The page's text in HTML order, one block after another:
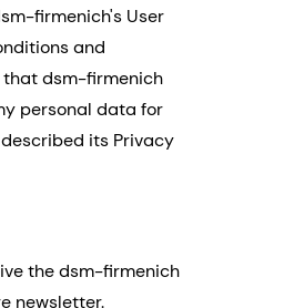
firmenich's User
and
dsm-firmenich
personal data for
its Privacy
the dsm-firmenich
newsletter.